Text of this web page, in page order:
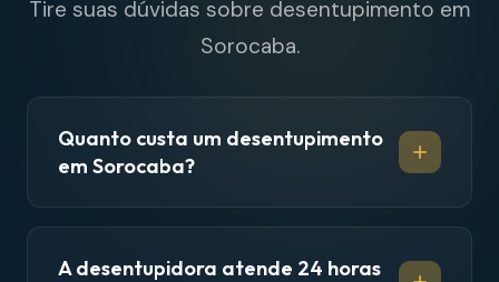
Tire suas dúvidas sobre desentupimento em
Sorocaba.
Quanto custa um desentupimento
em Sorocaba?
A desentupidora atende 24 horas